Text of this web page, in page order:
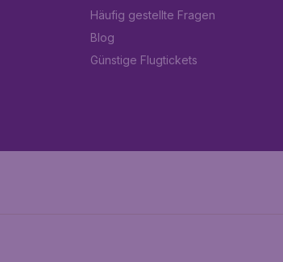
Häufig gestellte Fragen
Blog
Günstige Flugtickets